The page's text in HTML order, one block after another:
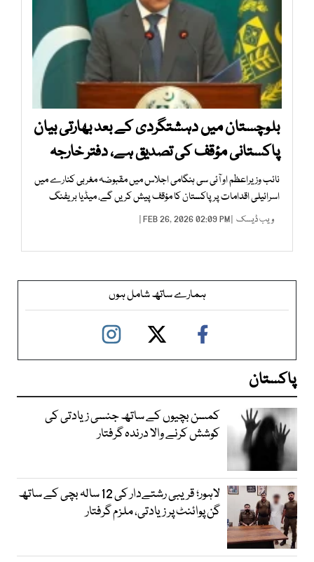
بلوچستان میں دہشتگردی کے بعد بھارتی بیان
پاکستانی مؤقف کی تصدیق ہے، دفتر خارجہ
نائب وزیراعظم او آئی سی ہنگامی اجلاس میں مقبوضہ مغربی کنارے میں
اسرائیلی اقدامات پر پاکستان کا مؤقف پیش کریں گے، میڈیا بریفنگ
ویب ڈیسک | FEB 26, 2026 02:09 PM |
ہمارے ساتھ شامل ہوں
پاکستان
کمسن بچیوں کے ساتھ جنسی زیادتی کی
کوشش کرنے والا درندہ گرفتار
لاہور؛ قریبی رشتےدار کی 12 سالہ بچی کے ساتھ
گن پوائنٹ پر زیادتی، ملزم گرفتار